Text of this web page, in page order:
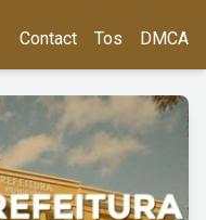
Contact Tos DMCA